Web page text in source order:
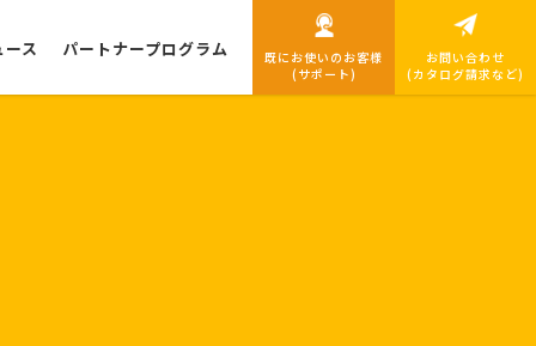
ース パートナープログラム
既にお使いのお客様
(サポート)
お問い合わせ
(カタログ請求など)